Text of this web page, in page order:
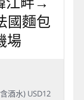
國麵包
場
酒水) USD12